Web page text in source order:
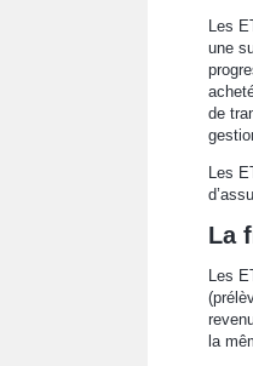
Les
une
de
Les
La
Les
la